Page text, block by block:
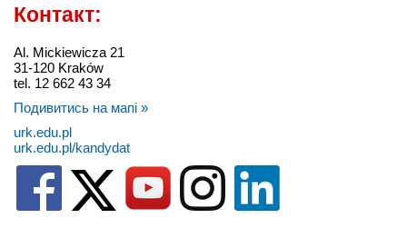
Контакт:
Al. Mickiewicza 21
31-120 Kraków
tel. 12 662 43 34
Подивитись на мапі »
urk.edu.pl
urk.edu.pl/kandydat